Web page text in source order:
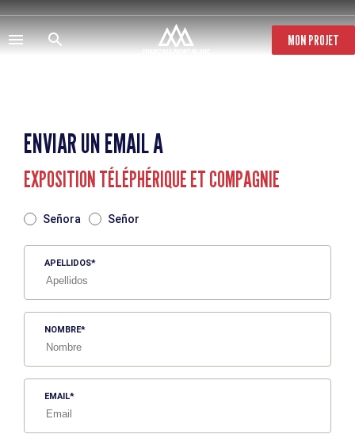
Pasar
al
contenido
principal
MON PROJET
ENVIAR UN EMAIL A
EXPOSITION TÉLÉPHÉRIQUE ET COMPAGNIE
Señora Señor
APELLIDOS
NOMBRE
EMAIL